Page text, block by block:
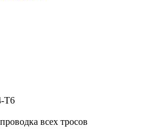
T6
всех тросов